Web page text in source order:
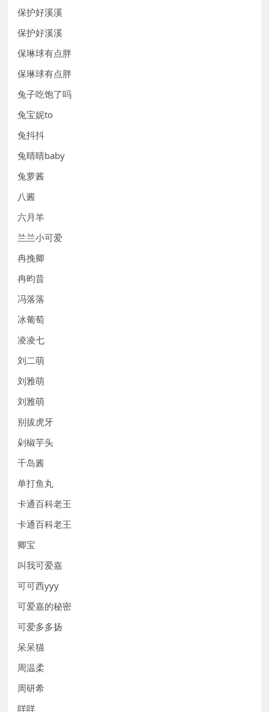
保护好溪溪
保护好溪溪
保琳球有点胖
保琳球有点胖
兔子吃饱了吗
兔宝妮to
兔抖抖
兔晴晴baby
兔萝酱
八酱
六月羊
兰兰小可爱
冉挽卿
冉昀昔
冯落落
冰葡萄
凌凌七
刘二萌
刘雅萌
刘雅萌
别拔虎牙
剁椒芋头
千岛酱
单打鱼丸
卡通百科老王
卡通百科老王
卿宝
叫我可爱嘉
可可西yyy
可爱嘉的秘密
可爱多多扬
呆呆猫
周温柔
周研希
咩咩